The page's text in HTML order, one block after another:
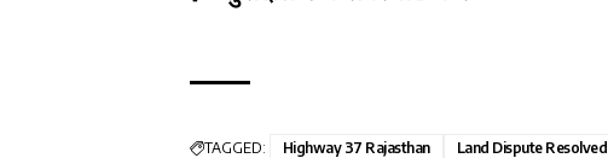
TAGGED: Highway 37 Rajasthan Land Dispute Resolved